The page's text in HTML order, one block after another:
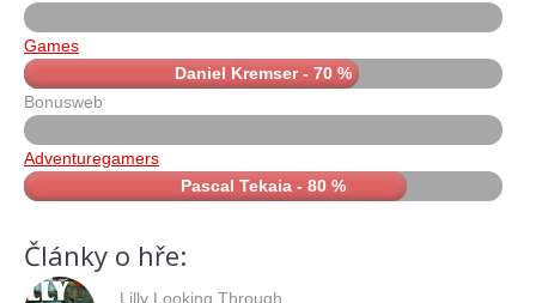
Games
Daniel Kremser - 70 %
Bonusweb
Adventuregamers
Pascal Tekaia - 80 %
Články o hře:
Lilly Looking Through